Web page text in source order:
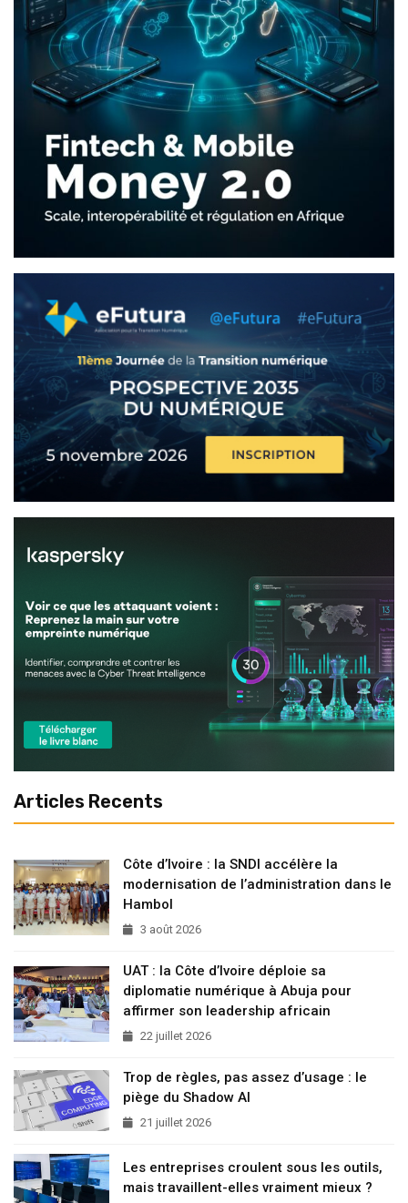
Articles Recents
Côte d’Ivoire : la SNDI accélère la
modernisation de l’administration dans le
Hambol
3 août 2026
UAT : la Côte d’Ivoire déploie sa
diplomatie numérique à Abuja pour
affirmer son leadership africain
22 juillet 2026
Trop de règles, pas assez d’usage : le
piège du Shadow AI
21 juillet 2026
Les entreprises croulent sous les outils,
mais travaillent-elles vraiment mieux ?